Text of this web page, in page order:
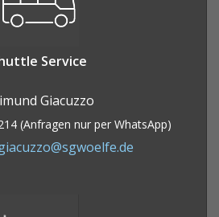
Service
Giacuzzo
(Anfragen nur per WhatsApp)